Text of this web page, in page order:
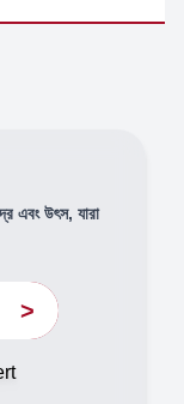
এবং উৎস, যারা
>